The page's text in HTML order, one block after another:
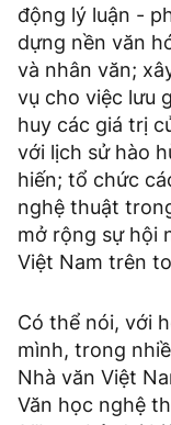
động lý luận -
dựng nền văn
và nhân văn;
vụ cho việc lưu
huy các giá trị
với lịch sử hào
hiến; tổ chức
nghệ thuật
mở rộng sự hội
Việt Nam trên
Có thể nói, với
mình, trong
Nhà văn Việt
Văn học nghệ